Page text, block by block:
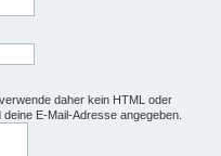
daher kein HTML oder
E-Mail-Adresse angegeben.